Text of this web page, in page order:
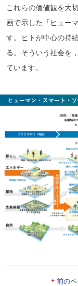
これらの価値観を大
画で示した「ヒュー
す。ヒトが中心の持
る。そういう社会を
ています。
前の